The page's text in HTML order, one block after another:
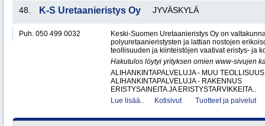
48. K-S Uretaanieristys Oy JYVÄSKYLÄ
Puh. 050 499 0032
Keski-Suomen Uretaanieristys Oy on
polyuretaanieristysten ja lattian nostojen
teollisuuden ja kiinteistöjen vaativat eristys- ja
Hakutulos löytyi yrityksen omien www-sivujen
ALIHANKINTAPALVELUJA - MUU TEOLLISUUS
ALIHANKINTAPALVELUJA - RAKENNUS
ERISTYSAINEITA JA ERISTYSTARVIKKEITA..
Lue lisää..
Kotisivut Tuotteet ja palvelut